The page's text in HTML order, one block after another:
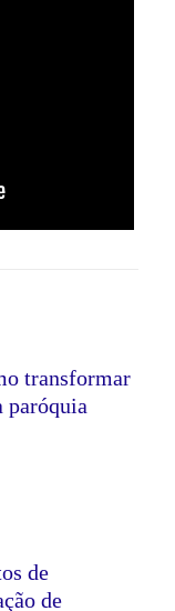
transformar
paróquia
de
de